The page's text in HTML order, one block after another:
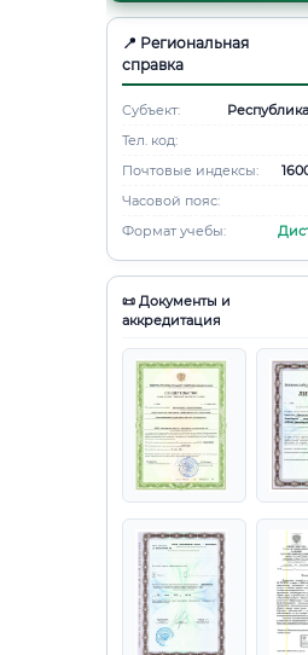
📍 Региональная
справка
Субъект:
Тел. код:
Почтовые индексы:
Часовой пояс:
Формат учебы:
📜 Документы и
аккредитация